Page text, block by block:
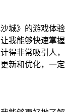
城》的游戏体验
我能够快速掌握
得非常吸引人，
新和优化，一定